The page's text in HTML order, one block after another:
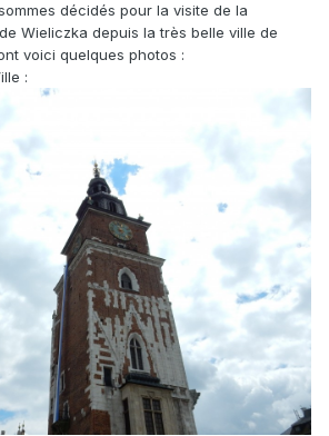
décidés pour la visite de la
Wieliczka depuis la très belle ville de
voici quelques photos :
: